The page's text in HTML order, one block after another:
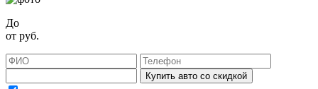
До
от руб.
Купить авто со скидкой